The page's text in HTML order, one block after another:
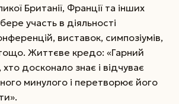
Британії, Франції та інших
участь в діяльності
виставок, симпозіумів,
тощо. Життєве кредо: «Гарний
хто досконало знає і відчуває
минулого і перетворює його